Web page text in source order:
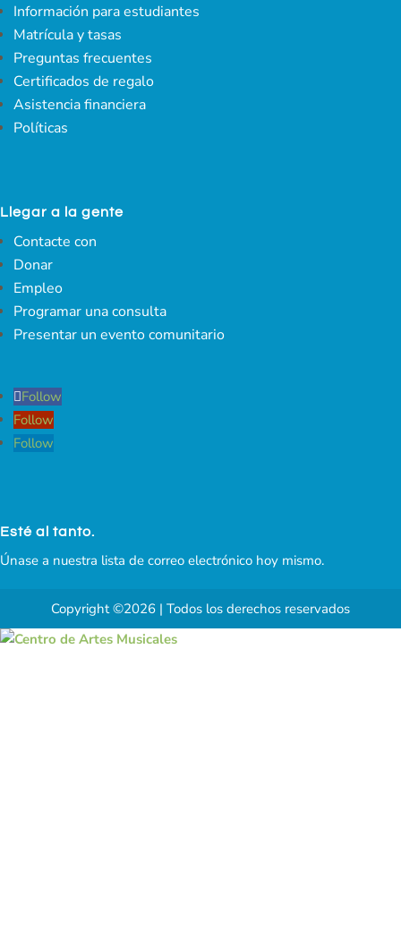
Información para estudiantes
Matrícula y tasas
Preguntas frecuentes
Certificados de regalo
Asistencia financiera
Políticas
Llegar a la gente
Contacte con
Donar
Empleo
Programar una consulta
Presentar un evento comunitario
Follow
Follow
Follow
Esté al tanto.
Únase a nuestra lista de correo electrónico hoy mismo.
Copyright ©2026 | Todos los derechos reservados